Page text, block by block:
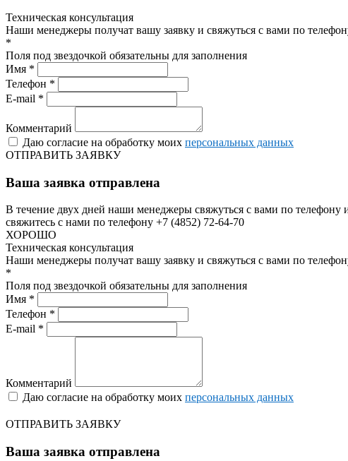
Техническая консультация
Наши менеджеры получат вашу заявку и свяжуться с вами по
*
Поля под звездочкой обязательны для заполнения
Имя *
Телефон *
E-mail *
Комментарий
Даю согласие на обработку моих персональных данных
ОТПРАВИТЬ ЗАЯВКУ
Ваша заявка отправлена
В течение двух дней наши менеджеры свяжуться с вами по телефону
свяжитесь с нами по телефону +7 (4852) 72-64-70
ХОРОШО
Техническая консультация
Наши менеджеры получат вашу заявку и свяжуться с вами по
*
Поля под звездочкой обязательны для заполнения
Имя *
Телефон *
E-mail *
Комментарий
Даю согласие на обработку моих персональных данных
ОТПРАВИТЬ ЗАЯВКУ
Ваша заявка отправлена